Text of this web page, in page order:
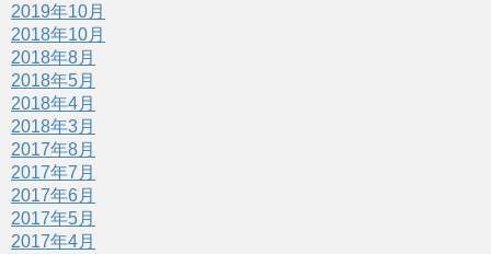
2019年10月
2018年10月
2018年8月
2018年5月
2018年4月
2018年3月
2017年8月
2017年7月
2017年6月
2017年5月
2017年4月